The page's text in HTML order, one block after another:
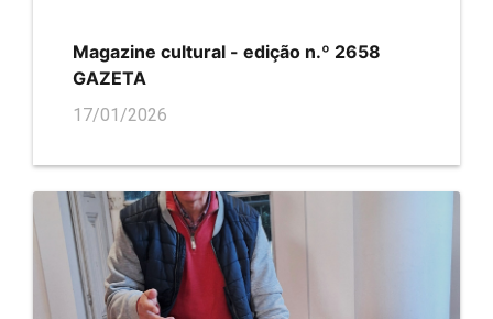
Magazine cultural - edição n.º 2658
GAZETA
17/01/2026